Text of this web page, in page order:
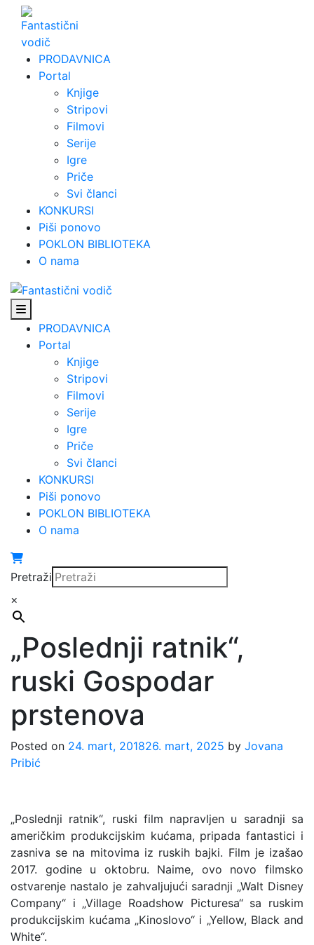
Skip
content
PRODAVNICA
Portal
Knjige
Stripovi
Filmovi
Serije
Igre
Priče
Svi članci
KONKURSI
Piši ponovo
POKLON BIBLIOTEKA
O nama
PRODAVNICA
Portal
Knjige
Stripovi
Filmovi
Serije
Igre
Priče
Svi članci
KONKURSI
Piši ponovo
POKLON BIBLIOTEKA
O nama
Pretraži
×
„Poslednji ratnik“,
ruski Gospodar
prstenova
Posted on 24. mart, 201826. mart, 2025 by Jovana
Pribić
„Poslednji ratnik“, ruski film napravljen u saradnji sa
američkim produkcijskim kućama, pripada fantastici i
zasniva se na mitovima iz ruskih bajki. Film je izašao
2017. godine u oktobru. Naime, ovo novo filmsko
ostvarenje nastalo je zahvaljujući saradnji „Walt Disney
Company“ i „Village Roadshow Picturesa“ sa ruskim
produkcijskim kućama „Kinoslovo“ i „Yellow, Black and
White“.